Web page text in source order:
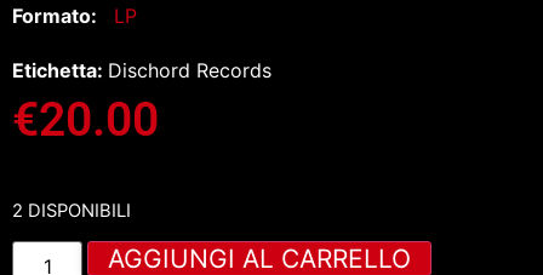
Formato: LP
Etichetta: Dischord Records
€20.00
2 DISPONIBILI
AGGIUNGI AL CARRELLO